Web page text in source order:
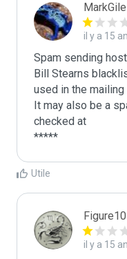
il y a 15
Spam sending
Bill Stearns
used in the
It may also be a
checked at
Utile
Figure10
il y a 15